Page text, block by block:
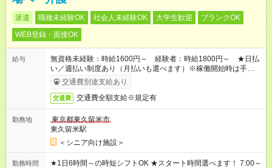
派遣 職種未経験OK 社会人未経験OK 大学生歓迎
ブランクOK
WEB登録・面接OK
給与
無資格未経験：時給1600円～ 経験者：時給1800円～ ★日払
い／週払い制度あり（月払いも選べます）※稼働開始時は手続き
完了次第のお支払いとなります。
交通費別途支給あり
交通費 交通費全額支給※規定有
勤務地
東京都東久留米市
東久留米駅
＜シニア向け施設＞
勤務時間
★1日6時間～の時短シフトOK ★スタート時間選べます！ 7:00～